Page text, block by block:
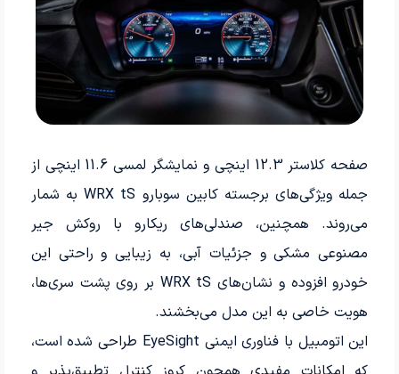
صفحه کلاستر 12.3 اینچی و نمایشگر لمسی 11.6 اینچی از
جمله ویژگی‌های برجسته کابین سوبارو WRX tS به شمار
می‌روند. همچنین، صندلی‌های ریکارو با روکش جیر
مصنوعی مشکی و جزئیات آبی، به زیبایی و راحتی این
خودرو افزوده و نشان‌های WRX tS بر روی پشت سری‌ها،
هویت خاصی به این مدل می‌بخشند.
این اتومبیل با فناوری ایمنی EyeSight طراحی شده است،